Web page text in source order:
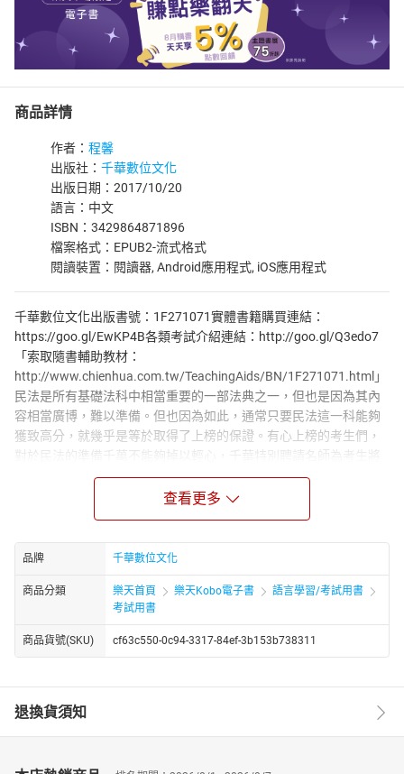
商品詳情
作者： 程馨
出版社： 千華數位文化
出版日期：2017/10/20
語言：中文
ISBN：3429864871896
檔案格式：EPUB2-流式格式
閱讀裝置：閱讀器, Android應用程式, iOS應用程式
千華數位文化出版書號：1F271071實體書籍購買連結：
https://goo.gl/EwKP4B各類考試介紹連結：http://goo.gl/Q3edo7
「索取隨書輔助教材：
http://www.chienhua.com.tw/TeachingAids/BN/1F271071.html」
民法是所有基礎法科中相當重要的一部法典之一，但也是因為其內
容相當廣博，難以準備。但也因為如此，通常只要民法這一科能夠
獲致高分，就幾乎是等於取得了上榜的保證。有心上榜的考生們，
對於民法的準備千萬不能夠掉以輕心，千華特別聘請名師為考生將
歷屆考試題型利用圖解解題方式，讓考生對於繁複的法條不再害
怕，也更容易了解。本書編排體例如下：一、前言：將近年命題趨
勢，依照章節條文，分別以重要程度以及重要考點跟各位考生先做
前，對近年來國家考試命題趨勢先有基本的概念，希望能幫助各位
能利用有效率的時間，以正確的方式來準備國家考試。二、民法高
分準備策略：這是筆者在研讀民法數年後的一些心得，親屬法部分
並針對新修正規定，臚列數點重要爭點說明，期能在考生閱讀本書
內文之前，替各位建立一個準備民法的基本方向。三、民法五編分
別單元說明：接下來依照民法「總則」、「債編」、「物權」、
具代表性的測驗題型以及申論題型給各位做練習，嚴選考題深度及
廣度兼具，且具有代表性的題型，並且輔以圖示及解析，希望能夠
查看更多
品牌 千華數位文化
商品分類 樂天首頁 樂天Kobo電子書
語言學習/考試用書
考試用書
商品貨號(SKU) cf63c550-0c94-3317-84ef-3b153b738311
退換貨須知